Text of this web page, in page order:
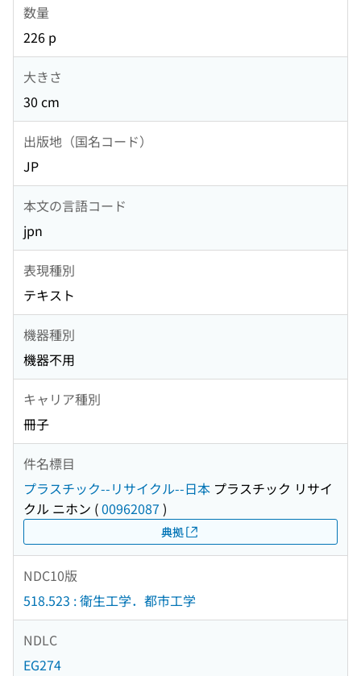
数量
226 p
大きさ
30 cm
出版地（国名コード）
JP
本文の言語コード
jpn
表現種別
テキスト
機器種別
機器不用
キャリア種別
冊子
件名標目
プラスチック--リサイクル--日本 プラスチック リサイ
クル ニホン (00962087 )
典拠
NDC10版
518.523 : 衛生工学．都市工学
NDLC
EG274